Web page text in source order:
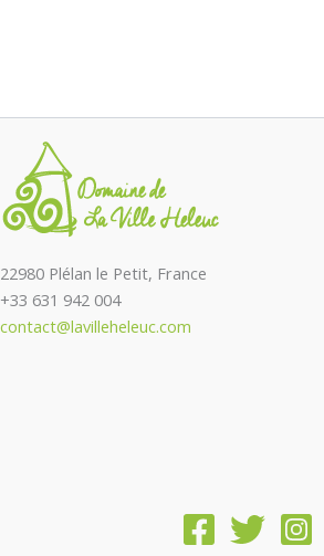
22980 Plélan le Petit, France
+33 631 942 004
contact@lavilleheleuc.com